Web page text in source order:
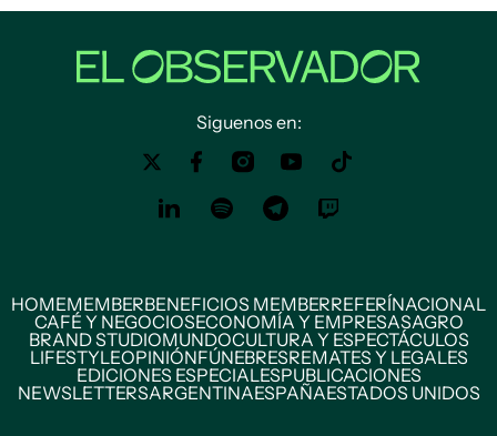
Siguenos en:
HOMEMEMBERBENEFICIOS MEMBERREFERÍNACIONAL
CAFÉ Y NEGOCIOSECONOMÍA Y EMPRESASAGRO
BRAND STUDIOMUNDOCULTURA Y ESPECTÁCULOS
LIFESTYLEOPINIÓNFÚNEBRESREMATES Y LEGALES
EDICIONES ESPECIALESPUBLICACIONES
NEWSLETTERSARGENTINAESPAÑAESTADOS UNIDOS